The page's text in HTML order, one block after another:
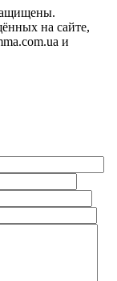
на сайте,
и